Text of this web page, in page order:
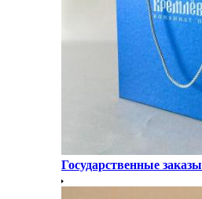
Государственные заказы